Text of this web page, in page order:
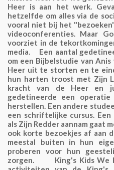
Heer is aan het werk.
hetzelfde om alles via de
vooral niet bij het
videoconferenties. Maar
voorziet in de
media. Een aantal
om een Bijbelstudie van
Heer uit te storten en te
hun harten troost met Zijn
kracht van de Heer en
gedetineerde een
herstellen. Een andere
een schriftelijke cursus.
als Zijn Redder aannam gaat
ook korte bezoekjes af aan
meestal buiten in hun
proberen voor hun
zorgen. King's Kids We